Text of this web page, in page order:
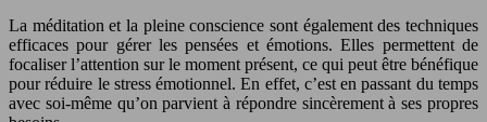
La méditation et la pleine conscience sont également des techniques
efficaces pour gérer les pensées et émotions. Elles permettent de
focaliser l’attention sur le moment présent, ce qui peut être bénéfique
pour réduire le stress émotionnel. En effet, c’est en passant du temps
avec soi-même qu’on parvient à répondre sincèrement à ses propres